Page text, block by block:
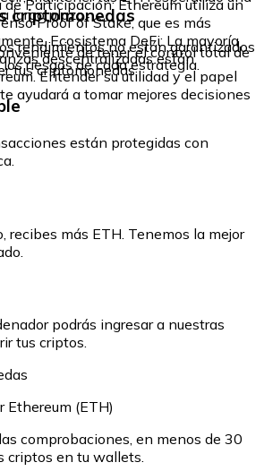
largo plazo.
rendimientos no están garantizados
riesgos de cada estrategia.
Participación: Ethereum utiliza un
Proof of Stake, que es más
Ecosistema DeFi: La mayoría
descentralizadas están
Entender su utilidad y el papel
ayudará a tomar mejores decisiones
criptomonedas
de tener el control total de
tus criptomonedas.
están protegidas con
recibes más ETH. Tenemos la mejor
podrás ingresar a nuestras
tus criptos.
Ethereum (ETH)
comprobaciones, en menos de 30
criptos en tu wallets.